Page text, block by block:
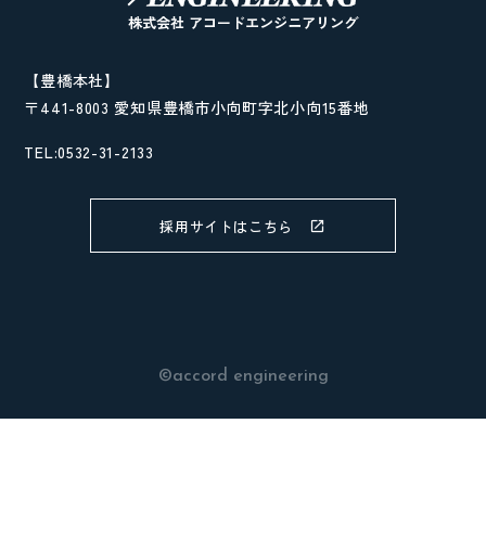
株式会社 アコードエンジニアリング
【豊橋本社】
〒441-8003 愛知県豊橋市小向町字北小向15番地
TEL:0532-31-2133
採用サイトはこちら
©accord engineering